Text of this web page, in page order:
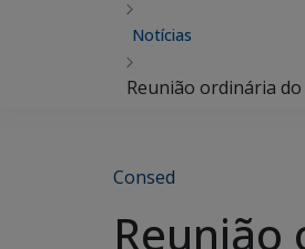
Notícias
Reunião ordinária
Consed
Reunião